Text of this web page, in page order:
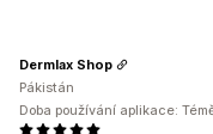
Dermlax Shop
Pákistán
Doba používání aplikace: